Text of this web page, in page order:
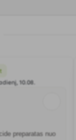
10.08.